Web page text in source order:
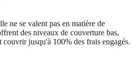
ne se valent pas en matière de
des niveaux de couverture bas,
couvrir jusqu'à 100% des frais engagés.